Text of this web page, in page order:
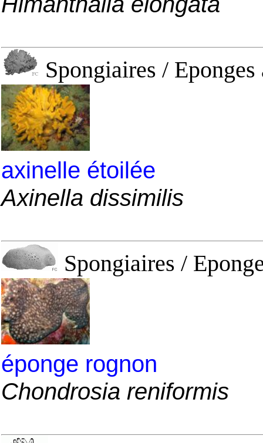
Spongiaires /
axinelle étoilée
Axinella dissimilis
Spongiaires /
éponge rognon
Chondrosia reniformis